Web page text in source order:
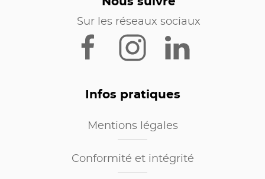
Sur les réseaux sociaux
Infos pratiques
Mentions légales
Conformité et intégrité